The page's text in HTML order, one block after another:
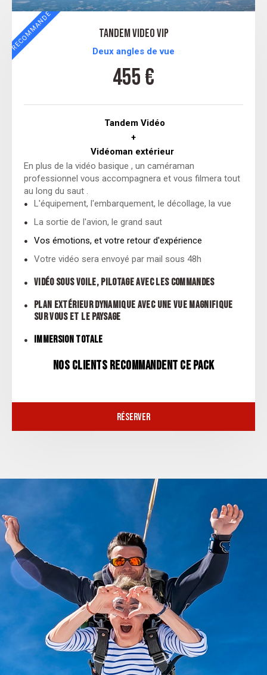
RECOMMANDÉ tandem VIDEO VIP
Deux angles de vue
455 €
Tandem Vidéo
+
Vidéoman extérieur
En plus de la vidéo basique , un caméraman
professionnel vous accompagnera et vous filmera tout
au long du saut .
L'équipement, l'embarquement, le décollage, la vue
La sortie de l'avion, le grand saut
Vos émotions, et votre retour d'expérience
Votre vidéo sera envoyé par mail sous 48h
VIDÉO SOUS VOILE, PILOTAGE AVEC LES COMMANDES
PLAN EXTÉRIEUR DYNAMIQUE AVEC UNE VUE MAGNIFIQUE
SUR VOUS ET LE PAYSAGE
IMMERSION TOTALE
NOS CLIENTS RECOMMANDENT CE PACK
RÉSERVER